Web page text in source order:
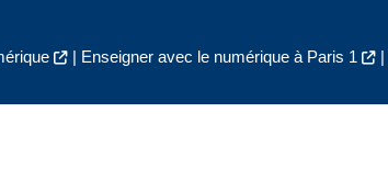
| Enseigner avec le numérique à Paris 1 |